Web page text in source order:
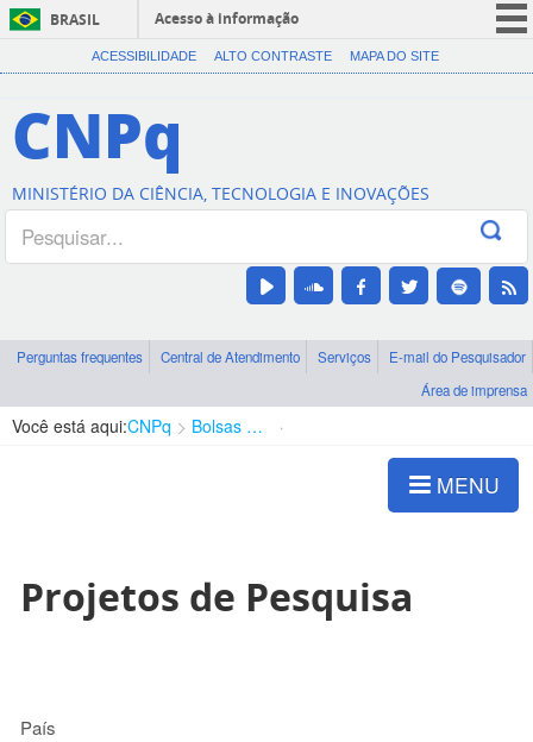
BRASIL
Acesso à informação
CORONAVÍRUS (COVID-19)
Canais
ACESSIBILIDADE ALTO CONTRASTE MAPA DO SITE
CNPq
MINISTÉRIO DA CIÊNCIA, TECNOLOGIA E INOVAÇÕES
Perguntas frequentes Central de Atendimento Serviços
E-mail do Pesquisador
Área de imprensa
Você está aqui:CNPq Bolsas e Auxílios Vigentes
MENU
Projetos de Pesquisa
País